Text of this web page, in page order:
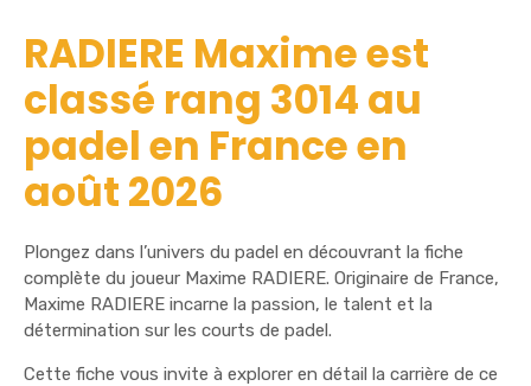
RADIERE Maxime est
classé rang 3014 au
padel en France en
août 2026
Plongez dans l’univers du padel en découvrant la fiche
complète du joueur Maxime RADIERE. Originaire de France,
Maxime RADIERE incarne la passion, le talent et la
détermination sur les courts de padel.
Cette fiche vous invite à explorer en détail la carrière de ce